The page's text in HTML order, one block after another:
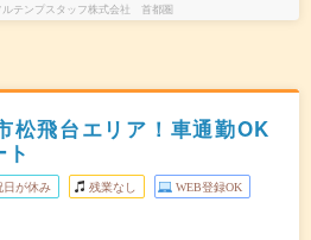
ルテンプスタッフ株式会社 首都圏
松飛台エリア！車通勤OK
日が休み 残業なし WEB登録OK